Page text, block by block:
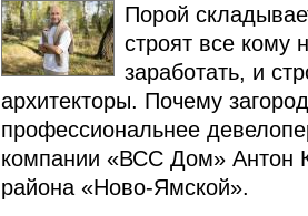
Порой
строят все
заработать, и
архитекторы. Почему
профессиональнее
компании «ВСС Дом» Антон
района «Ново-Ямской».